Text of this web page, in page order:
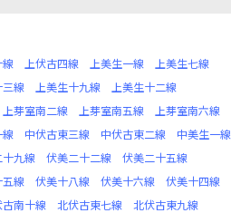
線 上伏古四線 上美生一線
上美生七線
三線 上美生十九線
上美生十二線
上芽室南二線 上芽室南五線
上芽室南六線
中伏古東三線 中伏古東二線
中美生一線
九線 伏美二十二線
伏美二十五線
線 伏美十八線 伏美十六線
伏美十四線
古南十線 北伏古東七線
北伏古東九線